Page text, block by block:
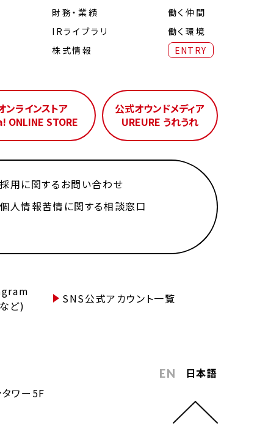
財務・業績
IRライブラリ
株式情報
働く仲間
働く環境
ENTRY
ンラインストア
ONLINE STORE
公式オウンドメディア
UREURE うれうれ
採用に関するお問い合わせ
個人情報苦情に関する相談窓口
ど)
SNS公式アカウント一覧
EN 日本語
タワー5F